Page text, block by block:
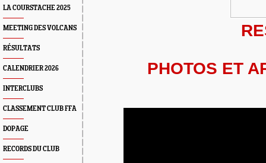
LA COURSTACHE 2025
MEETING DES VOLCANS
RÉSULTATS
CALENDRIER 2026
INTERCLUBS
CLASSEMENT CLUB FFA
DOPAGE
RECORDS DU CLUB
PHOTOS ET